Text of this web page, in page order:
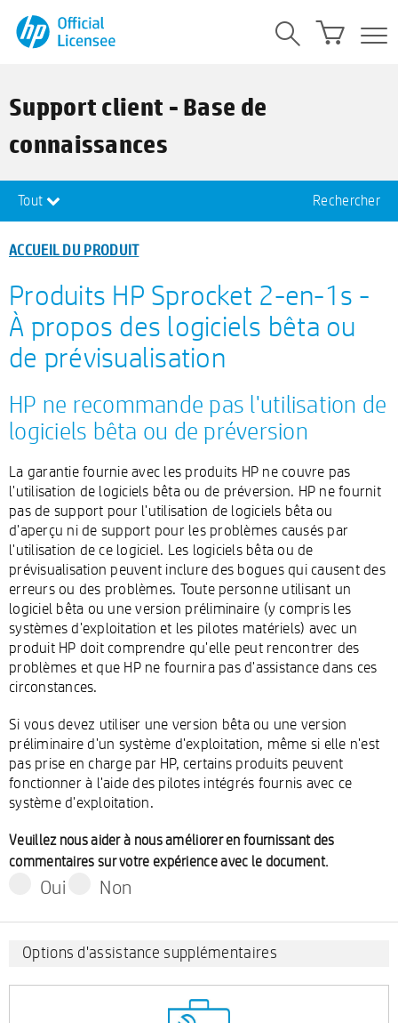
Support client - Base de
connaissances
Tout Rechercher
ACCUEIL DU PRODUIT
Produits HP Sprocket 2-en-1s -
À propos des logiciels bêta ou
de prévisualisation
HP ne recommande pas l'utilisation de
logiciels bêta ou de préversion
La garantie fournie avec les produits HP ne couvre pas
l'utilisation de logiciels bêta ou de préversion. HP ne fournit
pas de support pour l'utilisation de logiciels bêta ou
d'aperçu ni de support pour les problèmes causés par
l'utilisation de ce logiciel. Les logiciels bêta ou de
prévisualisation peuvent inclure des bogues qui causent des
erreurs ou des problèmes. Toute personne utilisant un
logiciel bêta ou une version préliminaire (y compris les
systèmes d'exploitation et les pilotes matériels) avec un
produit HP doit comprendre qu'elle peut rencontrer des
problèmes et que HP ne fournira pas d'assistance dans ces
circonstances.
Si vous devez utiliser une version bêta ou une version
préliminaire d'un système d'exploitation, même si elle n'est
pas prise en charge par HP, certains produits peuvent
fonctionner à l'aide des pilotes intégrés fournis avec ce
système d'exploitation.
Veuillez nous aider à nous améliorer en fournissant des
commentaires sur votre expérience avec le document.
Oui Non
Options d'assistance supplémentaires